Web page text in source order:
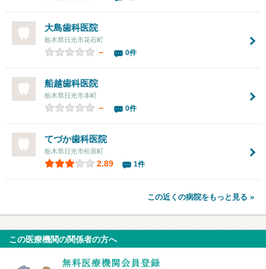
大島歯科医院
栃木県日光市花石町
－ 0件
船越歯科医院
栃木県日光市本町
－ 0件
てづか歯科医院
栃木県日光市松原町
2.89 1件
この近くの病院をもっと見る »
この医療機関の関係者の方へ